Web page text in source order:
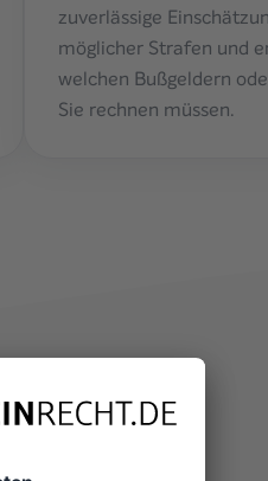
zuverlässige
möglicher Strafen und
welchen Bußgeldern
Sie rechnen müssen.